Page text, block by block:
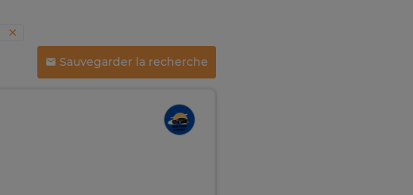
Sauvegarder la recherche